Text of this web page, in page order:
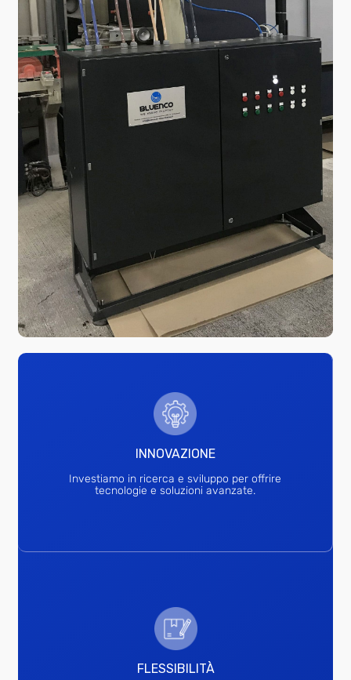
INNOVAZIONE
Investiamo in ricerca e sviluppo per offrire
tecnologie e soluzioni avanzate.
FLESSIBILITÀ